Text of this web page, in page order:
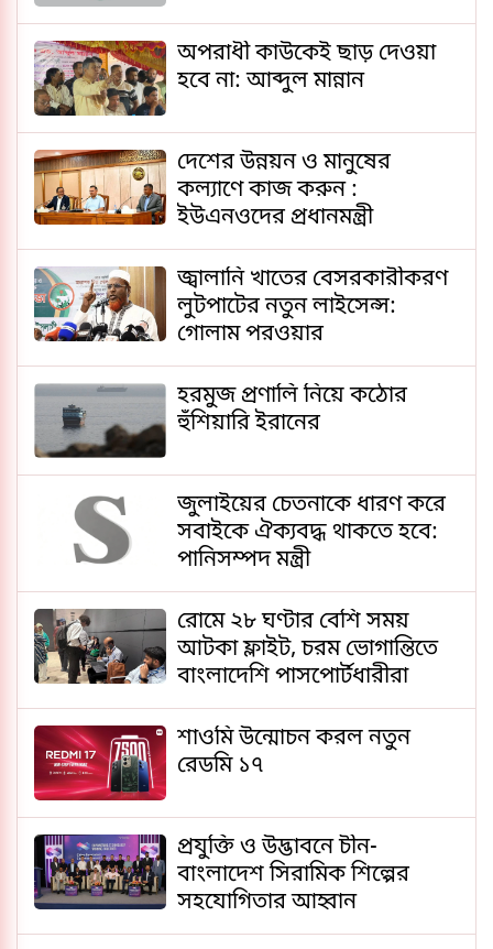
অপরাধী কাউকেই ছাড় দেওয়া
হবে না: আব্দুল মান্নান
দেশের উন্নয়ন ও মানুষের
কল্যাণে কাজ করুন :
ইউএনওদের প্রধানমন্ত্রী
জ্বালানি খাতের বেসরকারীকরণ
লুটপাটের নতুন লাইসেন্স:
গোলাম পরওয়ার
হরমুজ প্রণালি নিয়ে কঠোর
হুঁশিয়ারি ইরানের
জুলাইয়ের চেতনাকে ধারণ করে
সবাইকে ঐক্যবদ্ধ থাকতে হবে:
পানিসম্পদ মন্ত্রী
রোমে ২৮ ঘণ্টার বেশি সময়
আটকা ফ্লাইট, চরম ভোগান্তিতে
বাংলাদেশি পাসপোর্টধারীরা
শাওমি উন্মোচন করল নতুন
রেডমি ১৭
প্রযুক্তি ও উদ্ভাবনে চীন-
বাংলাদেশ সিরামিক শিল্পের
সহযোগিতার আহ্বান